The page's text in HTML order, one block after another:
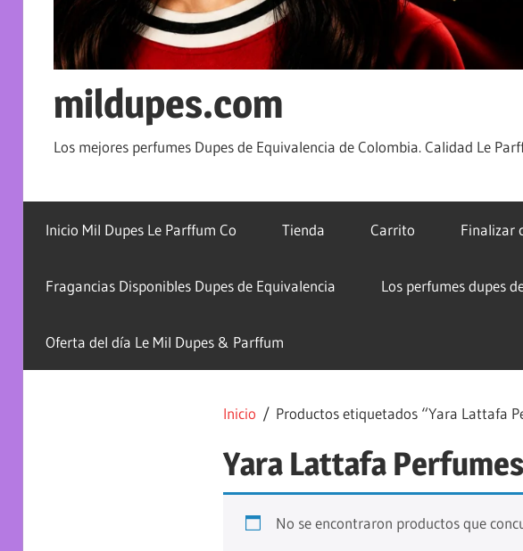
mildupes.com
Los mejores perfumes Dupes de Equivalencia de Colombia. Calidad Le
Inicio Mil Dupes Le Parffum Co Tienda Carrito Finalizar
Fragancias Disponibles Dupes de Equivalencia Los perfumes dupes
Oferta del día Le Mil Dupes & Parffum
Inicio / Productos etiquetados “Yara Lattafa
Yara Lattafa
No se encontraron productos que